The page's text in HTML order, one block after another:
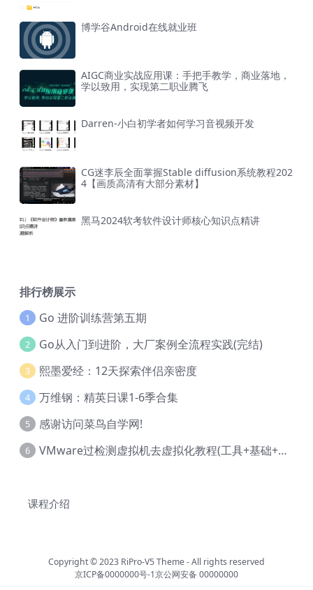
博学谷Android在线就业班
AIGC商业实战应用课：手把手教学，商业落地，
学以致用，实现第二职业腾飞
Darren-小白初学者如何学习音视频开发
CG迷李辰全面掌握Stable diffusion系统教程202
4【画质高清有大部分素材】
黑马2024软考软件设计师核心知识点精讲
排行榜展示
1 Go 进阶训练营第五期
2 Go从入门到进阶，大厂案例全流程实践(完结)
3 熙墨爱经：12天探索伴侣亲密度
4 万维钢：精英日课1-6季合集
5 感谢访问菜鸟自学网!
6 VMware过检测虚拟机去虚拟化教程(工具+基础+进阶)
课程介绍
Copyright © 2023 RiPro-V5 Theme- All rights reserved
京ICP备0000000号-1京公网安备 00000000